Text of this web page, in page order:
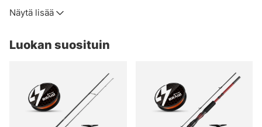
meritaimenen jne. välillä.
Voit myös valita all-round, tämä on niille, jotka haluavat
kevyempää hauen kalastusta. Näissä sarjoissa on usein
hieman korkeampi heittopaino, ne eivät ole parhaita
missään, mutta kelpaavat moneen!Sarjat, joista olemme
kaikkein innostuneimpia, ovat tietysti ne, joita käytämme
Näytä lisää
Luokan suosituin